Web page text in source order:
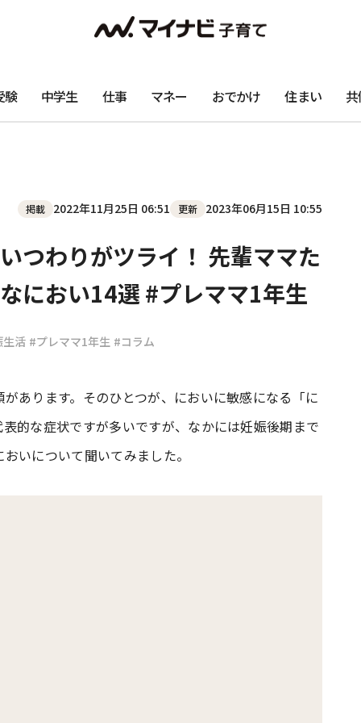
験 中学生 仕事 マネー おでかけ 住まい
掲載 2022年11月25日 06:51 更新 2023年06月15日 10:55
つわりがツライ！ 先輩ママた
におい14選 #プレママ1年生
活 #プレママ1年生 #コラム
あります。そのひとつが、においに敏感になる「に
的な症状ですが多いですが、なかには妊娠後期まで
いについて聞いてみました。